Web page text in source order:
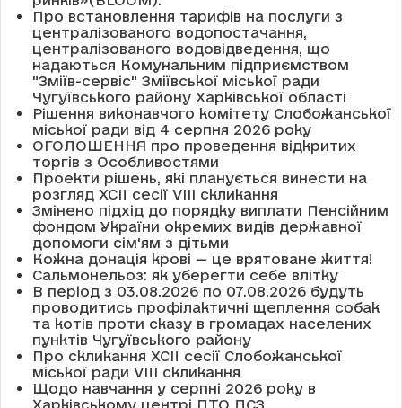
Про встановлення тарифів на послуги з
централізованого водопостачання,
централізованого водовідведення, що
надаються Комунальним підприємством
"Зміїв-сервіс" Зміївської міської ради
Чугуївського району Харківської області
Рішення виконавчого комітету Слобожанської
міської ради від 4 серпня 2026 року
ОГОЛОШЕННЯ про проведення відкритих
торгів з Особливостями
Проекти рішень, які планується винести на
розгляд XCII сесії VІІІ скликання
Змінено підхід до порядку виплати Пенсійним
фондом України окремих видів державної
допомоги сім'ям з дітьми
Кожна донація крові — це врятоване життя!
Сальмонельоз: як уберегти себе влітку
В період з 03.08.2026 по 07.08.2026 будуть
проводитись профілактичні щеплення собак
та котів проти сказу в громадах населених
пунктів Чугуївського району
Про скликання XCII сесії Слобожанської
міської ради VIII скликання
Щодо навчання у серпні 2026 року в
Харківському центрі ПТО ДСЗ